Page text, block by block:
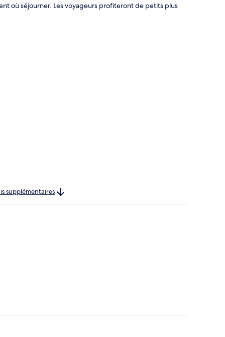
où séjourner. Les voyageurs profiteront de petits plus
supplémentaires